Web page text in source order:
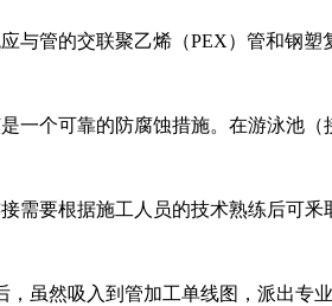
管的交联聚乙烯（PEX）管和钢塑
个可靠的防腐蚀措施。在游泳池（
要根据施工人员的技术熟练后可釆
然吸入到管加工单线图，派出专业